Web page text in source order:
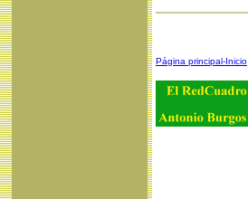
Página principal-Inicio